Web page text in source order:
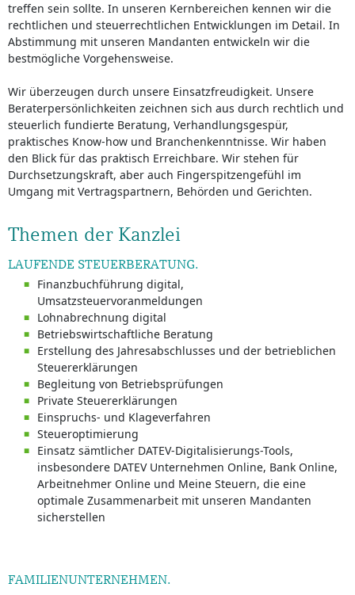
treffen sein sollte. In unseren Kernbereichen kennen wir die
rechtlichen und steuerrechtlichen Entwicklungen im Detail. In
Abstimmung mit unseren Mandanten entwickeln wir die
bestmögliche Vorgehensweise.
Wir überzeugen durch unsere Einsatzfreudigkeit. Unsere
Beraterpersönlichkeiten zeichnen sich aus durch rechtlich und
steuerlich fundierte Beratung, Verhandlungsgespür,
praktisches Know-how und Branchenkenntnisse. Wir haben
den Blick für das praktisch Erreichbare. Wir stehen für
Durchsetzungskraft, aber auch Fingerspitzengefühl im
Umgang mit Vertragspartnern, Behörden und Gerichten.
Themen der Kanzlei
LAUFENDE STEUERBERATUNG.
Finanzbuchführung digital,
Umsatzsteuervoranmeldungen
Lohnabrechnung digital
Betriebswirtschaftliche Beratung
Erstellung des Jahresabschlusses und der betrieblichen
Steuererklärungen
Begleitung von Betriebsprüfungen
Private Steuererklärungen
Einspruchs- und Klageverfahren
Steueroptimierung
Einsatz sämtlicher DATEV-Digitalisierungs-Tools,
insbesondere DATEV Unternehmen Online, Bank Online,
Arbeitnehmer Online und Meine Steuern, die eine
optimale Zusammenarbeit mit unseren Mandanten
sicherstellen
FAMILIENUNTERNEHMEN.